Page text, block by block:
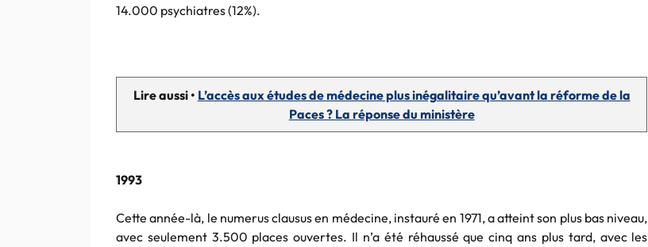
14.000 psychiatres (12%).
Lire aussi • L’accès aux études de médecine plus inégalitaire qu’avant la réforme de la
Paces ? La réponse du ministère
1993
Cette année-là, le numerus clausus en médecine, instauré en 1971, a atteint son plus bas niveau,
avec seulement 3.500 places ouvertes. Il n’a été réhaussé que cinq ans plus tard, avec les